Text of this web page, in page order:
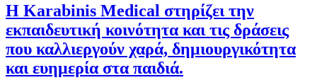
Η Karabinis Medical στηρίζει την
εκπαιδευτική κοινότητα και τις δράσεις
που καλλιεργούν χαρά, δημιουργικότητα
και ευημερία στα παιδιά.